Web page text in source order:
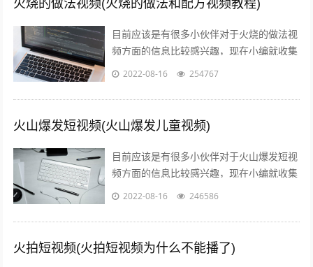
火烧的做法视频(火烧的做法和配方视频教程)
目前应该是有很多小伙伴对于火烧的做法视
频方面的信息比较感兴趣，现在小编就收集
了一些与火烧的做法和配方视频教程相关的
2022-08-16 254767
火山爆发短视频(火山爆发儿童视频)
目前应该是有很多小伙伴对于火山爆发短视
频方面的信息比较感兴趣，现在小编就收集
了一些与火山爆发儿童视频相关的信息来分
2022-08-16 246586
火拍短视频(火拍短视频为什么不能播了)